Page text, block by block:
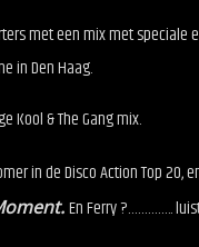
met een mix met
in Den Haag.
Kool & The Gang mix.
in de Disco Action Top 20,
En Ferry ?…………..